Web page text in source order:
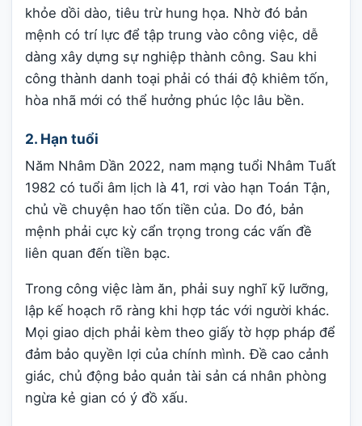
khỏe dồi dào, tiêu trừ hung họa. Nhờ đó bản
mệnh có trí lực để tập trung vào công việc, dễ
dàng xây dựng sự nghiệp thành công. Sau khi
công thành danh toại phải có thái độ khiêm tốn,
hòa nhã mới có thể hưởng phúc lộc lâu bền.
2. Hạn tuổi
Năm Nhâm Dần 2022, nam mạng tuổi Nhâm Tuất
1982 có tuổi âm lịch là 41, rơi vào hạn Toán Tận,
chủ về chuyện hao tốn tiền của. Do đó, bản
mệnh phải cực kỳ cẩn trọng trong các vấn đề
liên quan đến tiền bạc.
Trong công việc làm ăn, phải suy nghĩ kỹ lưỡng,
lập kế hoạch rõ ràng khi hợp tác với người khác.
Mọi giao dịch phải kèm theo giấy tờ hợp pháp để
đảm bảo quyền lợi của chính mình. Đề cao cảnh
giác, chủ động bảo quản tài sản cá nhân phòng
ngừa kẻ gian có ý đồ xấu.